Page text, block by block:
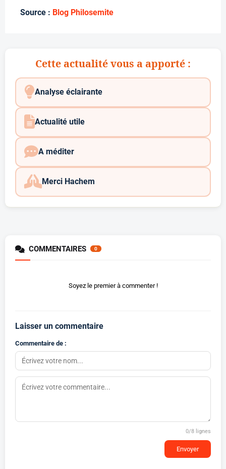
Source : Blog Philosemite
Cette actualité vous a apporté :
Analyse éclairante
Actualité utile
A méditer
Merci Hachem
COMMENTAIRES 0
Soyez le premier à commenter !
Laisser un commentaire
Commentaire de :
0/8 lignes
Envoyer